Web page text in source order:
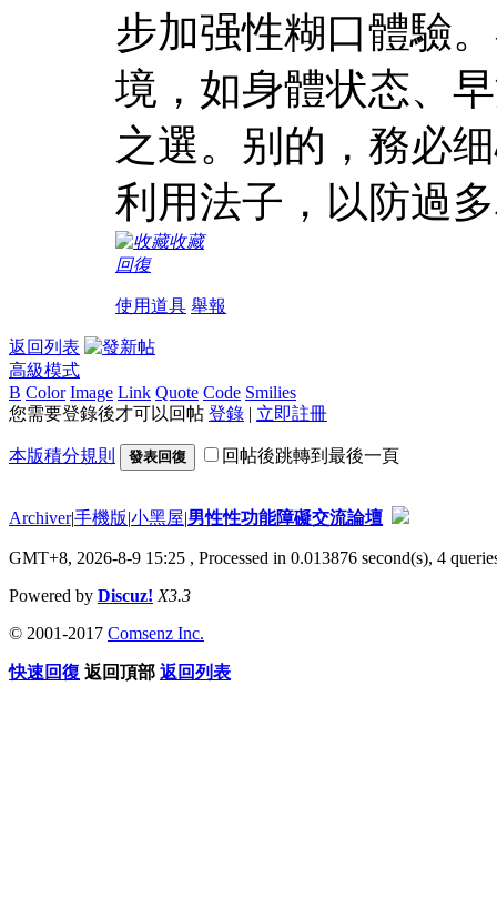
步加强性糊口體驗
境，如身體状态、
之選。别的，務必
利用法子，以防過
收藏
回復
使用道具 舉報
返回列表
高級模式
B Color Image Link Quote Code Smilies
您需要登錄後才可以回帖 登錄 | 立即註冊
本版積分規則 發表回復 回帖後跳轉到最後一頁
Archiver|手機版|小黑屋|男性性功能障礙交流論壇
GMT+8, 2026-8-9 15:25 , Processed in 0.013876 second(s), 4
Powered by Discuz! X3.3
© 2001-2017 Comsenz Inc.
快速回復 返回頂部 返回列表